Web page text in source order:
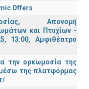
Offers
Απονομή
και Πτυχίων -
13:00, Αμφιθέατρο
την ορκωμοσία της
της πλατφόρμας